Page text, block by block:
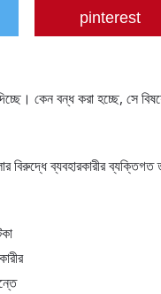
pinterest
কেন বন্ধ করা হচ্ছে, সে
বিরুদ্ধে ব্যবহারকারীর